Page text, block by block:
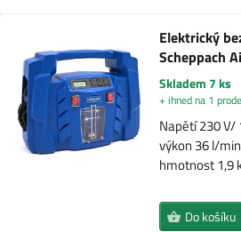
Elektrický
Scheppach
Skladem 7 ks
+ ihned na 1
Napětí 230 V/
výkon 36 l/
hmotnost 1,9
Do košíku